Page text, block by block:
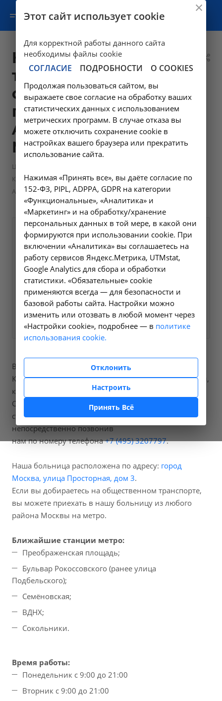
Компьютерная
томография
органов грудной
полости -
A06.09.005 в
Москве
Цены в Москве
Компьютерная томография органов грудной полости -
A06.09.005 в Москве
Оформите заявку на сайте,
мы свяжемся с вами в
ближайшее время и ответим
на все интересующие
вопросы.
5500 ₽
Заказать услугу
В нашей больнице вы можете пройти процедуры
Компьютерная томография органов грудной полости,
код по справочнику A06.09.005.
Стоимость составит от 5500 рублей, точную
стоимость процедур вы можете уточнить
непосредственно позвонив
нам по номеру телефона+7 (495) 3207797.
Наша больница расположена по адресу: город
Москва, улица Просторная, дом 3.
Если вы добираетесь на общественном транспорте,
вы можете приехать в нашу больницу из любого
района Москвы на метро.
Ближайшие станции метро:
Преображенская площадь;
Бульвар Рокоссовского (ранее улица
Подбельского);
Семёновская;
ВДНХ;
Сокольники.
Время работы:
Понедельник с 9:00 до 21:00
Вторник с 9:00 до 21:00
Этот сайт использует cookie
Для корректной работы данного сайта
необходимы файлы cookie
СОГЛАСИЕ ПОДРОБНОСТИ О COOKIES
Продолжая пользоваться сайтом, вы
выражаете свое согласие на обработку ваших
статистических данных с использованием
метрических программ. В случае отказа вы
можете отключить сохранение cookie в
настройках вашего браузера или прекратить
использование сайта.
Нажимая «Принять все», вы даёте согласие по
152-ФЗ, PIPL, ADPPA, GDPR на категории
«Функциональные», «Аналитика» и
«Маркетинг» и на обработку/хранение
персональных данных в той мере, в какой они
формируются при использовании cookie. При
включении «Аналитика» вы соглашаетесь на
работу сервисов Яндекс.Метрика, UTMstat,
Google Analytics для сбора и обработки
статистики. «Обязательные» cookie
применяются всегда — для безопасности и
базовой работы сайта. Настройки можно
изменить или отозвать в любой момент через
«Настройки cookie», подробнее — в политике
использования cookie.
Отклонить
Настроить
Принять Всё